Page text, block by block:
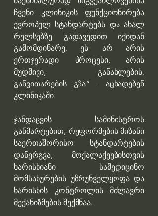
ჩვენი კლინიკის ფუნქციონირება
ევროპულ სტანდარტებს და ახალ
რელსებზე გადავედით იქიდან
გამომდინარე, ეს არ არის
ერთჯერადი პროცესი, არის
მუდმივი, განახლების,
განვითარების გზა“ - აცხადებენ
კლინიკაში.
ჯანდაცვის სამინისტროს
განმარტებით, რეფორმების მიზანი
საერთაშორისო სტანდარტების
დანერგვა, მოქალაქეებისთვის
ხარისხიანი სამედიცინო
მომსახურების უზრუნველყოფა და
ხარისხის კონტროლის მძლავრი
მექანიზმების შექმნაა.